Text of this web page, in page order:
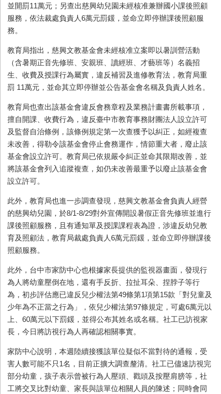
並開罰11萬元；另查出慈興幼兒園未經核准兼辦國小課後照顧
服務，依法裁處負責人6萬元罰鍰，並命立即停辦課後照顧服
務。
教育局指出，慈興文教基金會未經核准立案即以暑訓營活動
（含暑期正音先修班、安親班、讀經班、才藝班等）名義招
生、收費及授課行為屬實，違反補習及進修教育法，教育局重
罰 11萬元，並命其立即停辦並公告基金會名稱及負責人姓名。
教育局也查出該基金會違反會務章程及業務計畫書所載事項，
擅自開課、收費行為，違反臺中市教育事務財團法人設立許可
及監督自治條例，該條例規定第一次查獲予以糾正，如經複查
未改善，得勒令該基金會停止會務運作，情節重大者，廢止該
基金會設立許可。教育局已依規嚴令糾正並命其限期改善，並
將該基金會列入追蹤複查，如仍未改善最重予以廢止該基金會
設立許可。
此外，教育局也進一步調查發現，慈興文教基金會負責人經營
的慈興幼兒園，於8/1-8/29對外宣傳開設暑假正音先修班並進行
課後照顧服務，且有通知單及授課課程表為證，涉違反幼兒教
育及照顧法，教育局裁處負責人6萬元罰鍰，並命立即停辦課後
照顧服務。
此外，台中市家防中心也根據家長提供的監視器畫面，發現行
為人將幼童壓倒在地，還有手反折、拉扯耳朵、捏脖子等行
為，初步評估應已違反兒少權法第49條第1項第15款「對兒童及
少年為不正當之行為」，依兒少權法第97條規定，可處6萬元以
上、60萬元以下罰鍰，並得公布其姓名或名稱。社工已訪視家
長，今日將訪視行為人再確認相關事實。
家防中心說明，本週陸續接獲該單位疑似不當對待的通報，受
害人數可能不只1名，目前正擴大調查釐清。社工已儘速訪視完
部分幼童，孩子表示曾被行為人壓頭、戳頭及按壓肩膀等，社
工將交叉比對幼童、家長與該單位相關人員的陳述；同時會同